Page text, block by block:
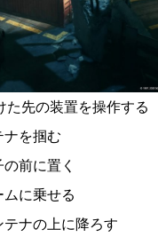
た先の装置を操作する
ナを掴む
前に置く
に乗せる
ナの上に降ろす